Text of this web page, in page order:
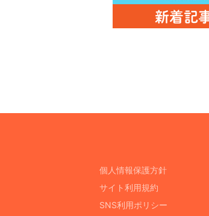
個人情報保護方針
サイト利用規約
SNS利用ポリシー